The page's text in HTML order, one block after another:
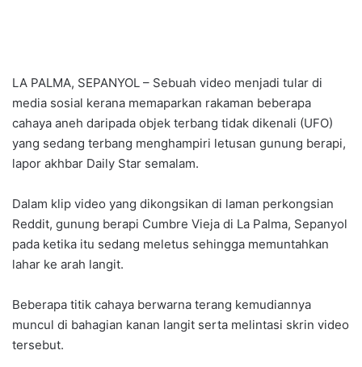
LA PALMA, SEPANYOL – Sebuah video menjadi tular di
media sosial kerana memaparkan rakaman beberapa
cahaya aneh daripada objek terbang tidak dikenali (UFO)
yang sedang terbang menghampiri letusan gunung berapi,
lapor akhbar Daily Star semalam.
Dalam klip video yang dikongsikan di laman perkongsian
Reddit, gunung berapi Cumbre Vieja di La Palma, Sepanyol
pada ketika itu sedang meletus sehingga memuntahkan
lahar ke arah langit.
Beberapa titik cahaya berwarna terang kemudiannya
muncul di bahagian kanan langit serta melintasi skrin video
tersebut.